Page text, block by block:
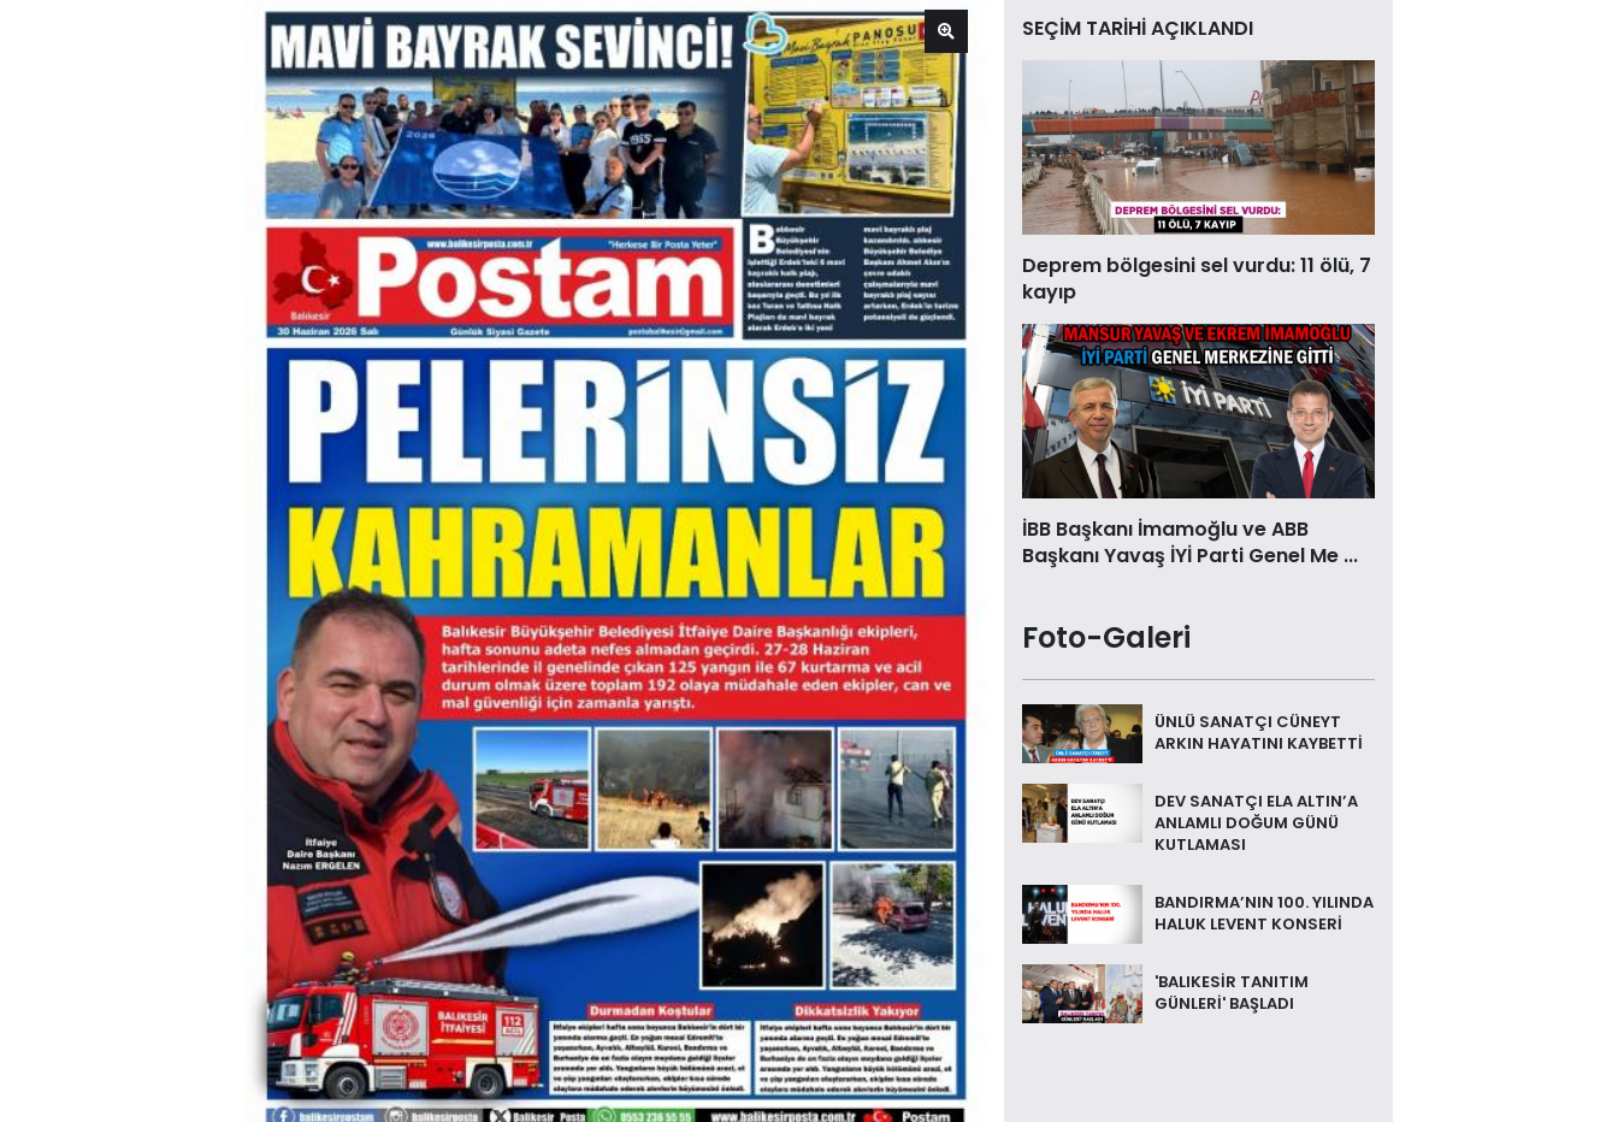
SEÇİM TARİHİ AÇIKLANDI
Deprem bölgesini sel vurdu: 11 ölü, 7
kayıp
İBB Başkanı İmamoğlu ve ABB
Başkanı Yavaş İYİ Parti Genel Me ...
Foto-Galeri
ÜNLÜ SANATÇI CÜNEYT
ARKIN HAYATINI KAYBETTİ
DEV SANATÇI ELA ALTIN’A
ANLAMLI DOĞUM GÜNÜ
KUTLAMASI
BANDIRMA’NIN 100. YILINDA
HALUK LEVENT KONSERİ
'BALIKESİR TANITIM
GÜNLERİ' BAŞLADI